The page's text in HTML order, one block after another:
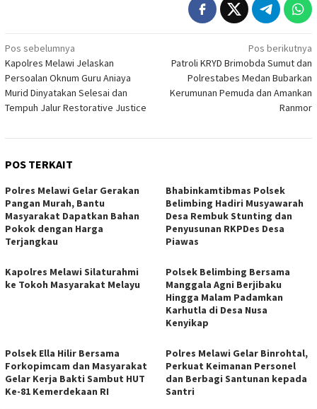
Navigasi
pos
Pos sebelumnya
Kapolres Melawi Jelaskan
Persoalan Oknum Guru Aniaya
Murid Dinyatakan Selesai dan
Tempuh Jalur Restorative Justice
Pos berikutnya
Patroli KRYD Brimobda Sumut dan
Polrestabes Medan Bubarkan
Kerumunan Pemuda dan Amankan
Ranmor
POS TERKAIT
Polres Melawi Gelar Gerakan
Pangan Murah, Bantu
Masyarakat Dapatkan Bahan
Pokok dengan Harga
Terjangkau
Bhabinkamtibmas Polsek
Belimbing Hadiri Musyawarah
Desa Rembuk Stunting dan
Penyusunan RKPDes Desa
Piawas
Kapolres Melawi Silaturahmi
ke Tokoh Masyarakat Melayu
Polsek Belimbing Bersama
Manggala Agni Berjibaku
Hingga Malam Padamkan
Karhutla di Desa Nusa
Kenyikap
Polsek Ella Hilir Bersama
Forkopimcam dan Masyarakat
Gelar Kerja Bakti Sambut HUT
Ke-81 Kemerdekaan RI
Polres Melawi Gelar Binrohtal,
Perkuat Keimanan Personel
dan Berbagi Santunan kepada
Santri